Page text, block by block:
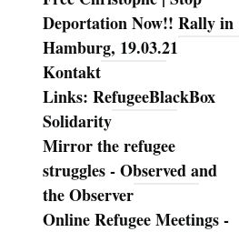
Deportation Now!! Rally in
Hamburg, 19.03.21
Kontakt
Links: RefugeeBlackBox
Solidarity
Mirror the refugee
struggles - Observed and
the Observer
Online Refugee Meetings -